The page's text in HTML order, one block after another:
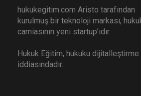
hukukegitim.com Aristo tarafından
kurulmuş bir teknoloji markası,
camiasının yeni startup’ıdır.
Hukuk Eğitim, hukuku dijitalleştirme
iddiasındadır.